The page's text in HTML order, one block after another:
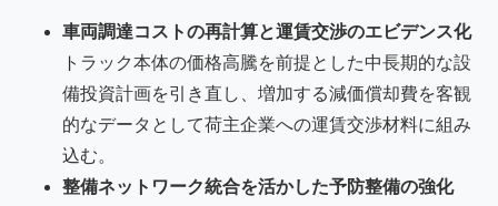
車両調達コストの再計算と運賃交渉のエビデンス化
トラック本体の価格高騰を前提とした中長期的な設
備投資計画を引き直し、増加する減価償却費を客観
的なデータとして荷主企業への運賃交渉材料に組み
込む。
整備ネットワーク統合を活かした予防整備の強化